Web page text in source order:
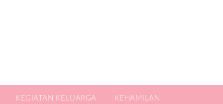
KEGIATAN KELUARGA KEHAMILAN